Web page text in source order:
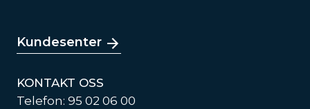
Kundesenter
KONTAKT OSS
Telefon: 95 02 06 00